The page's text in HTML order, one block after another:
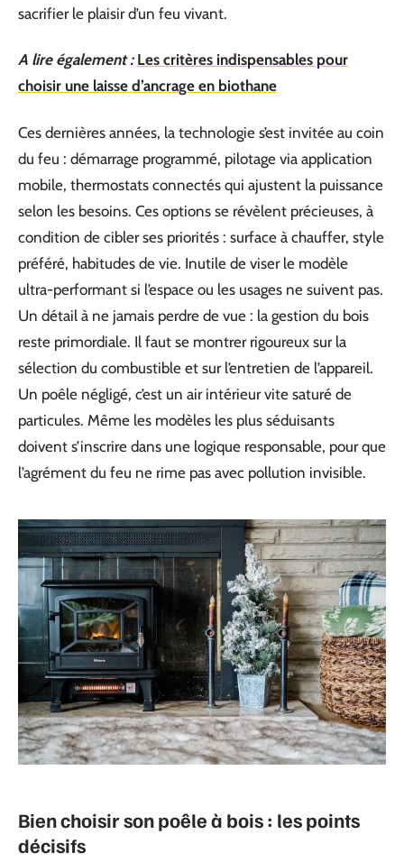
sacrifier le plaisir d’un feu vivant.
A lire également : Les critères indispensables pour
choisir une laisse d’ancrage en biothane
Ces dernières années, la technologie s’est invitée au coin
du feu : démarrage programmé, pilotage via application
mobile, thermostats connectés qui ajustent la puissance
selon les besoins. Ces options se révèlent précieuses, à
condition de cibler ses priorités : surface à chauffer, style
préféré, habitudes de vie. Inutile de viser le modèle
ultra-performant si l’espace ou les usages ne suivent pas.
Un détail à ne jamais perdre de vue : la gestion du bois
reste primordiale. Il faut se montrer rigoureux sur la
sélection du combustible et sur l’entretien de l’appareil.
Un poêle négligé, c’est un air intérieur vite saturé de
particules. Même les modèles les plus séduisants
doivent s’inscrire dans une logique responsable, pour que
l’agrément du feu ne rime pas avec pollution invisible.
Bien choisir son poêle à bois : les points
décisifs